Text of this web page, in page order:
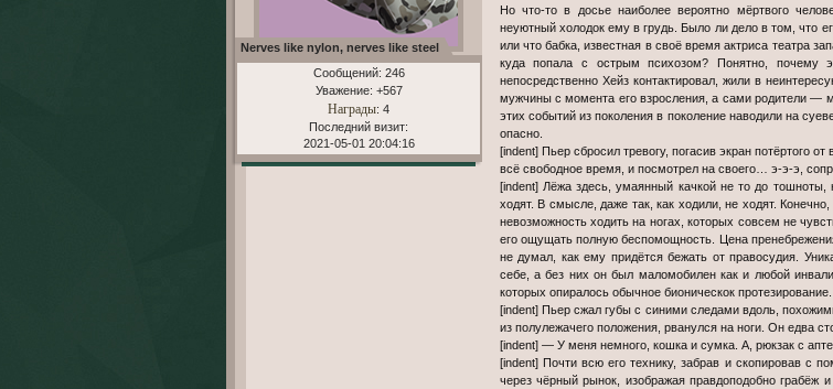
Nerves like nylon, nerves like steel
Сообщений: 246
Уважение: +567
Награды: 4
Последний визит:
2021-05-01 20:04:16
Но что-то в досье наиболее вероятно мёртвого
неуютный холодок ему в грудь. Было ли дело в том, что
или что бабка, известная в своё время актриса театра
куда попала с острым психозом? Понятно, почему
непосредственно Хейз контактировал, жили в
мужчины с момента его взросления, а сами родители —
этих событий из поколения в поколение наводили на
опасно.
[indent] Пьер сбросил тревогу, погасив экран потёртого
всё свободное время, и посмотрел на своего… э-э-э,
[indent] Лёжа здесь, умаянный качкой не то до
ходят. В смысле, даже так, как ходили, не ходят.
невозможность ходить на ногах, которых совсем не
его ощущать полную беспомощность. Цена
не думал, как ему придётся бежать от правосудия.
себе, а без них он был маломобилен как и любой
которых опиралось обычное бионическок протезирование.
[indent] Пьер сжал губы с синими следами вдоль,
из полулежачего положения, рванулся на ноги. Он едва
[indent] — У меня немного, кошка и сумка. А, рюкзак с
[indent] Почти всю его технику, забрав и скопировав с
через чёрный рынок, изображая правдоподобно